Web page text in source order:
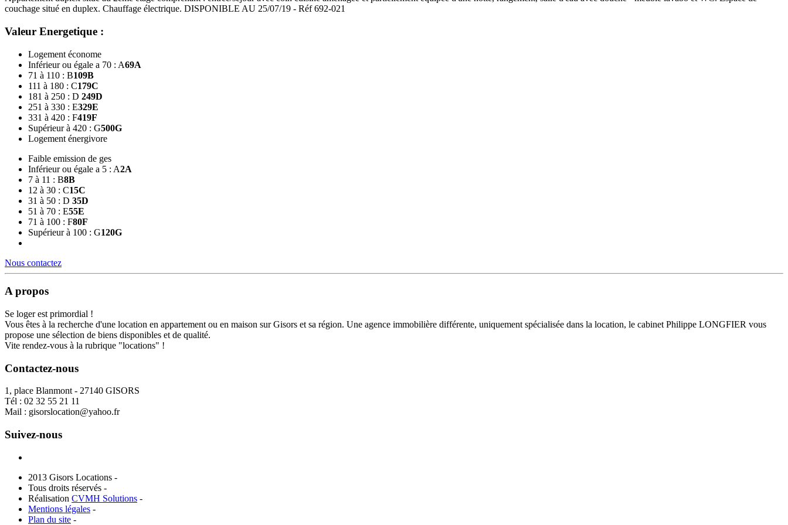
couchage situé en duplex. Chauffage électrique. DISPONIBLE AU 25/07/19 - Réf 692-021
Valeur Energetique :
Logement économe
Inférieur ou égale a 70 : A69A
71 à 110 : B109B
111 à 180 : C179C
181 à 250 : D 249D
251 à 330 : E329E
331 à 420 : F419F
Supérieur à 420 : G500G
Logement énergivore
Faible emission de ges
Inférieur ou égale a 5 : A2A
7 à 11 : B8B
12 à 30 : C15C
31 à 50 : D 35D
51 à 70 : E55E
71 à 100 : F80F
Supérieur à 100 : G120G
Nous contactez
A propos
Se loger est primordial !
Vous êtes à la recherche d'une location en appartement ou en maison sur Gisors et sa région. Une agence immobilière différente, uniquement spécialisée dans la location, le cabinet Philippe LONGFIER vous
propose une sélection de biens disponibles et de qualité.
Vite rendez-vous à la rubrique "locations" !
Contactez-nous
1, place Blanmont - 27140 GISORS
Tél : 02 32 55 21 11
Mail : gisorslocation@yahoo.fr
Suivez-nous
2013 Gisors Locations -
Tous droits réservés -
Réalisation CVMH Solutions -
Mentions légales -
Plan du site -